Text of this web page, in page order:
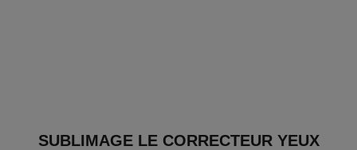
SUBLIMAGE LE CORRECTEUR YEUX